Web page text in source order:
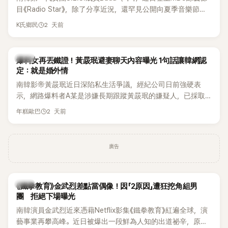
麼大，不知道才奇怪吧。」一來一往，氣氛反而更加輕鬆。 談到
當年情況，李智惠終於鬆口坦言，當時確實被質疑動過隆胸手
術。她回憶：「拍了比基尼照片之後，就開始被說是不是去隆乳
了。」為了澄清誤會，她只好親自站出來說清楚。 李智惠進一步
想，既然一直說我有做，那我乾脆把腋下給大家看，證明我根
本沒動過。」一句話說完，全場瞬間炸鍋，來賓又驚又笑。 事實
上，早在 2006 年，李智惠就為了證明自己沒有「隆乳」，真的
召開了一場泳裝記者招待會。當時她穿著比基尼站在一排攝影
這段為平息爭議、直接公開腋下畫面自證清白的往事再度被提
《脫掉鞋子恢單4Men》 中，親自公開那張當年引發話題的「腋下
比基尼照」，再次重提這段至今仍被粉絲視為黑歷史代表作的事
員身分出道，該團在 2000 年代初期紅極一時，由李智惠、徐
智英兩位女成員，以及張錫炫、Chris Kim 兩位男成員組成。不
過後來爆出長達四年的團內霸凌風波，甚至傳出徐智英母親對
李智惠言語辱罵、動手等爭議，最終團體於 2002 年解散。 團
目《Radio Star》，除了分享近況，還罕見公開向夏季音樂節
Waterbomb喊話，笑稱自己至今從未受邀演出，更幽默表示：
K氏鄉民 2 天前
韓星
爆料女再丟鐵證！黃晸珉避妻聊天內容曝光 1句話讓韓網認
定：就是婚外情
南韓影帝黃晸珉近日深陷私生活爭議，經紀公司日前強硬表
示，網路爆料者A某是涉嫌長期跟蹤黃晸珉的嫌疑人，已採取
法律行動。不過，A某並未因此停止發聲，5日再度透過社群平
年糕歐巴 2 天前
廣告
韓星
《鐵拳教育》金武烈差點當偶像！因「2原因」遭狂挖角組男
團 拒絕下場曝光
南韓演員金武烈近來憑藉Netflix影集《鐵拳教育》紅遍全球，演
藝事業再攀高峰。近日被爆出一段鮮為人知的出道祕辛，原來